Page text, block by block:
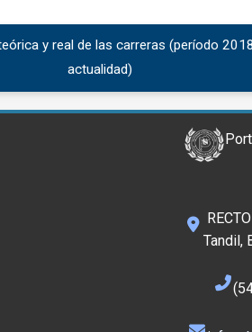
y real de las carreras (período
actualidad)
Tandil,